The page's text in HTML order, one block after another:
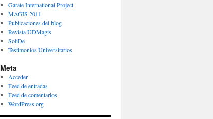
Garate International Project
MAGIS 2011
Publicaciones del blog
Revista UDMagis
SoliDe
Testimonios Universitarios
Meta
Acceder
Feed de entradas
Feed de comentarios
WordPress.org